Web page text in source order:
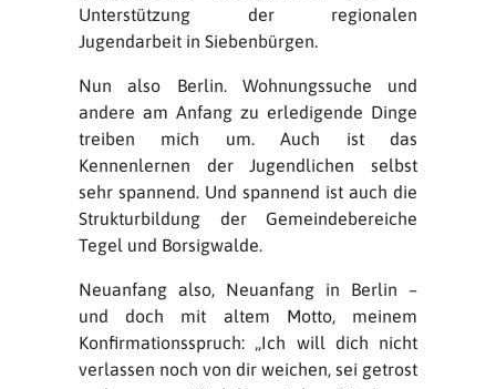
Unterstützung der regionalen
Jugendarbeit in Siebenbürgen.
Nun also Berlin. Wohnungssuche und
andere am Anfang zu erledigende Dinge
treiben mich um. Auch ist das
Kennenlernen der Jugendlichen selbst
sehr spannend. Und spannend ist auch die
Strukturbildung der Gemeindebereiche
Tegel und Borsigwalde.
Neuanfang also, Neuanfang in Berlin –
und doch mit altem Motto, meinem
Konfirmationsspruch: „Ich will dich nicht
verlassen noch von dir weichen, sei getrost